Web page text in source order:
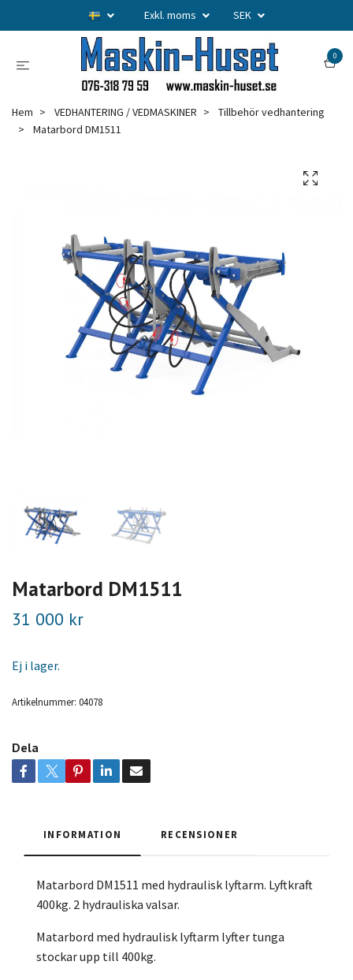
Exkl. moms SEK
0
Hem VEDHANTERING / VEDMASKINER
Tillbehör vedhantering
Matarbord DM1511
Matarbord DM1511
31 000 kr
Ej i lager.
Artikelnummer: 04078
Dela
INFORMATION RECENSIONER
Matarbord DM1511 med hydraulisk lyftarm. Lyftkraft
400kg. 2 hydrauliska valsar.
Matarbord med hydraulisk lyftarm lyfter tunga
stockar upp till 400kg.